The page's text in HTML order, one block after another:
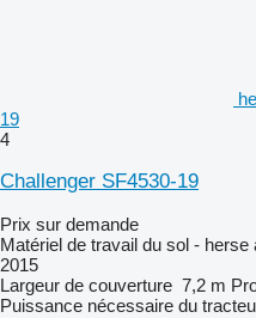
19
4
Challenger SF4530-19
Prix sur demande
Matériel de travail du sol - herse
2015
Largeur de couverture 7,2 m
Puissance nécessaire du